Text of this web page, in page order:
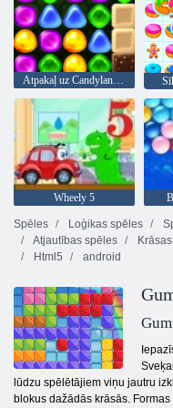
Atpakaļ uz Candyland 4: Lollipop Garden
Wheely 5
Spēles
Loģikas spēles
Atjautības spēles
Html5
android
lūdzu spēlētājiem viņu jautru
blokus dažādās krāsās.